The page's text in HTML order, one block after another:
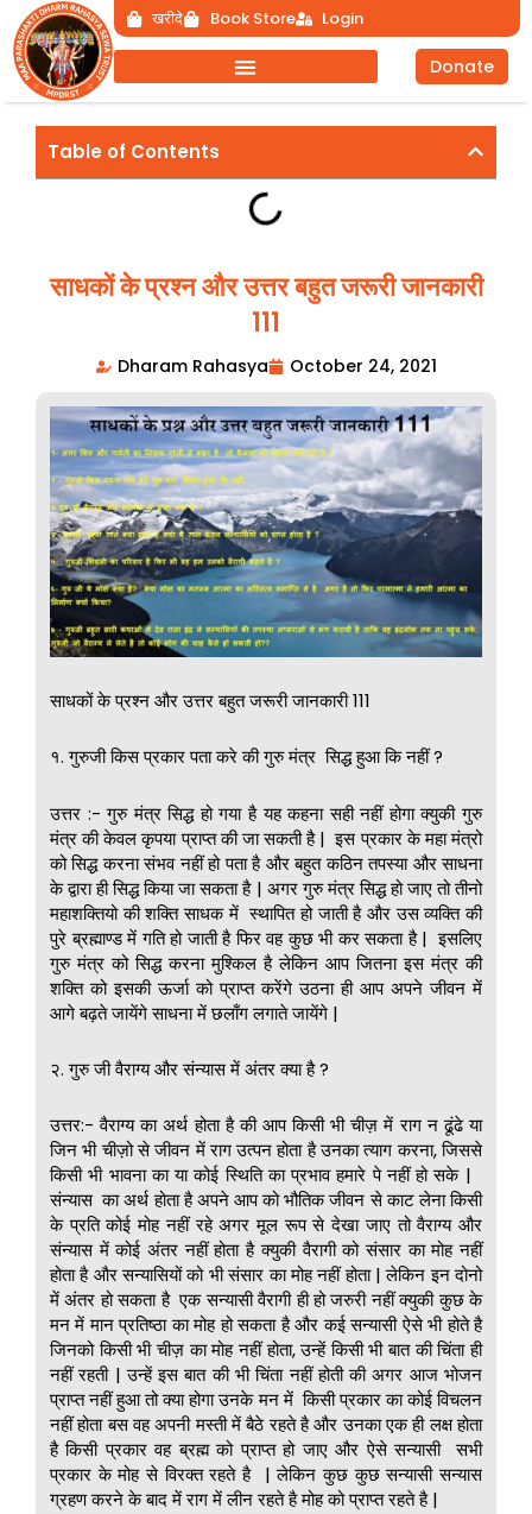
Skip
to
content
खरीदे Book Store Login
Donate
Table of Contents
साधकों के प्रश्न और उत्तर बहुत जरूरी जानकारी
111
Dharam Rahasya October 24, 2021
साधकों के प्रश्न और उत्तर बहुत जरूरी जानकारी 111
१. गुरुजी किस प्रकार पता करे की गुरु मंत्र सिद्ध हुआ कि नहीं ?
उत्तर :- गुरु मंत्र सिद्ध हो गया है यह कहना सही नहीं होगा क्युकी गुरु
मंत्र की केवल कृपया प्राप्त की जा सकती है | इस प्रकार के महा मंत्रो
को सिद्ध करना संभव नहीं हो पता है और बहुत कठिन तपस्या और साधना
के द्वारा ही सिद्ध किया जा सकता है | अगर गुरु मंत्र सिद्ध हो जाए तो तीनो
महाशक्तियो की शक्ति साधक में स्थापित हो जाती है और उस व्यक्ति की
पुरे ब्रह्माण्ड में गति हो जाती है फिर वह कुछ भी कर सकता है | इसलिए
गुरु मंत्र को सिद्ध करना मुश्किल है लेकिन आप जितना इस मंत्र की
शक्ति को इसकी ऊर्जा को प्राप्त करेंगे उठना ही आप अपने जीवन में
आगे बढ़ते जायेंगे साधना में छलाँग लगाते जायेंगे |
२. गुरु जी वैराग्य और संन्यास में अंतर क्या है ?
उत्तर:- वैराग्य का अर्थ होता है की आप किसी भी चीज़ में राग न ढूंढे या
जिन भी चीज़ो से जीवन में राग उत्पन होता है उनका त्याग करना, जिससे
किसी भी भावना का या कोई स्थिति का प्रभाव हमारे पे नहीं हो सके |
संन्यास का अर्थ होता है अपने आप को भौतिक जीवन से काट लेना किसी
के प्रति कोई मोह नहीं रहे अगर मूल रूप से देखा जाए तो वैराग्य और
संन्यास में कोई अंतर नहीं होता है क्युकी वैरागी को संसार का मोह नहीं
होता है और सन्यासियों को भी संसार का मोह नहीं होता | लेकिन इन दोनो
में अंतर हो सकता है एक सन्यासी वैरागी ही हो जरुरी नहीं क्युकी कुछ के
मन में मान प्रतिष्ठा का मोह हो सकता है और कई सन्यासी ऐसे भी होते है
जिनको किसी भी चीज़ का मोह नहीं होता, उन्हें किसी भी बात की चिंता ही
नहीं रहती | उन्हें इस बात की भी चिंता नहीं होती की अगर आज भोजन
प्राप्त नहीं हुआ तो क्या होगा उनके मन में किसी प्रकार का कोई विचलन
नहीं होता बस वह अपनी मस्ती में बैठे रहते है और उनका एक ही लक्ष होता
है किसी प्रकार वह ब्रह्म को प्राप्त हो जाए और ऐसे सन्यासी सभी
प्रकार के मोह से विरक्त रहते है | लेकिन कुछ कुछ सन्यासी सन्यास
ग्रहण करने के बाद में राग में लीन रहते है मोह को प्राप्त रहते है |